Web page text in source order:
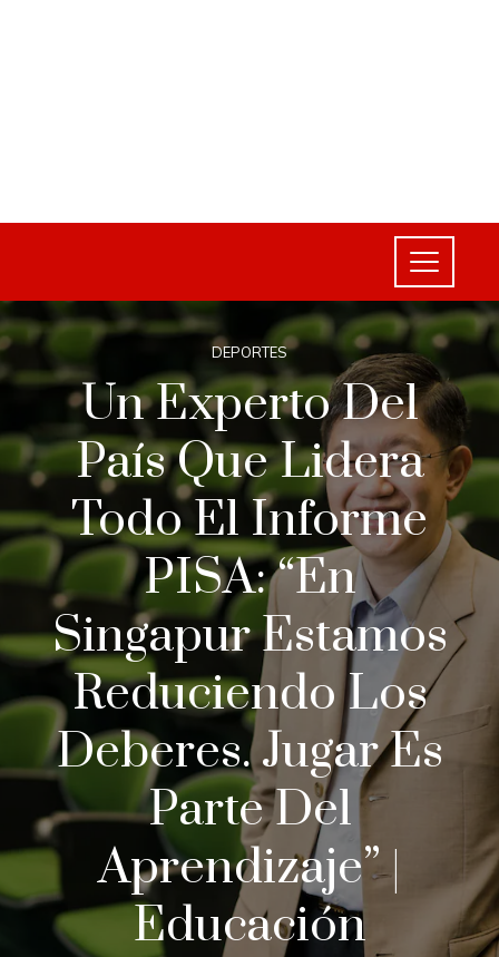
DEPORTES
Un Experto Del
País Que Lidera
Todo El Informe
PISA: “En
Singapur Estamos
Reduciendo Los
Deberes. Jugar Es
Parte Del
Aprendizaje” |
Educación